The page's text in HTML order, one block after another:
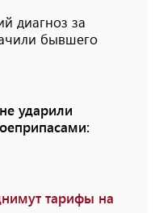
диагноз за
бывшего
ударили
тарифы на